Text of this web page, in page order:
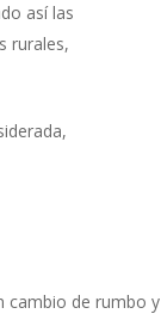
así las
rurales,
cambio de rumbo y